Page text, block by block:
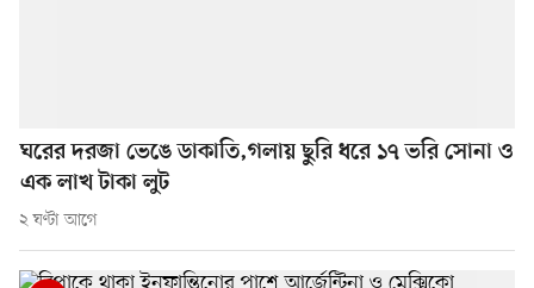
ঘরের দরজা ভেঙে ডাকাতি,গলায় ছুরি ধরে ১৭ ভরি সোনা ও
এক লাখ টাকা লুট
২ ঘণ্টা আগে